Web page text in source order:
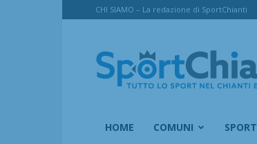
CHI SIAMO – La redazione di SportChianti
SportChianti
HOME COMUNI SPORT